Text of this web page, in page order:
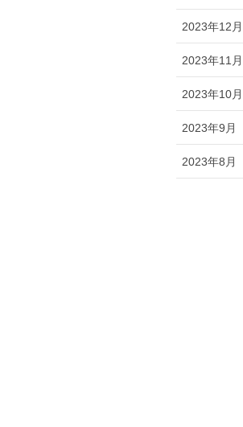
2023年12月
2023年11月
2023年10月
2023年9月
2023年8月